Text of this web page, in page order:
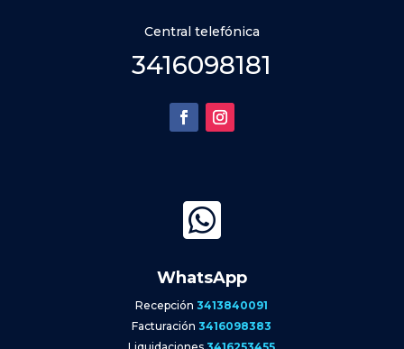
Central telefónica
3416098181

WhatsApp
Recepción3413840091
Facturación3416098383